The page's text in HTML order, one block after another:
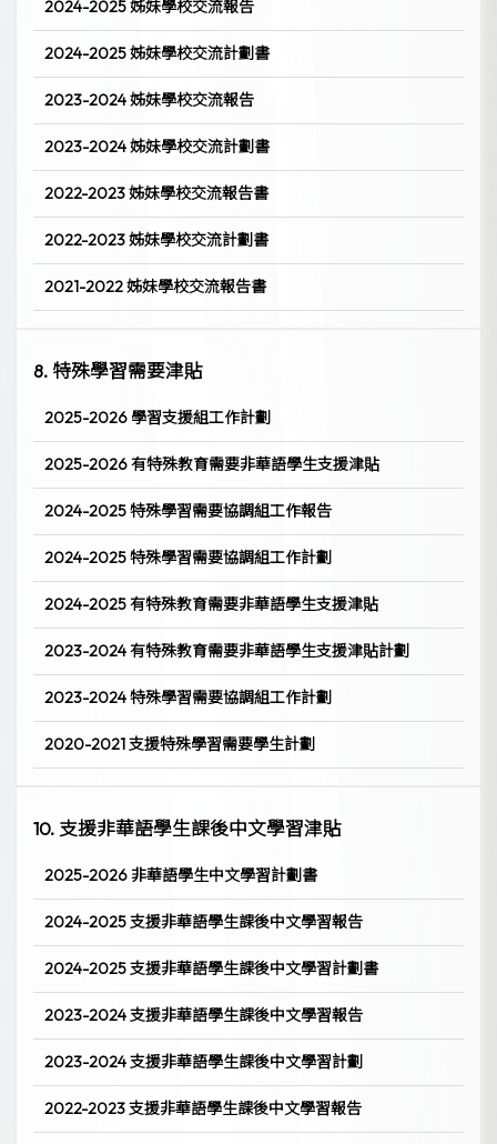
2024-2025 姊妹學校交流報告
2024-2025 姊妹學校交流計劃書
2023-2024 姊妹學校交流報告
2023-2024 姊妹學校交流計劃書
2022-2023 姊妹學校交流報告書
2022-2023 姊妹學校交流計劃書
2021-2022 姊妹學校交流報告書
8. 特殊學習需要津貼
2025-2026 學習支援組工作計劃
2025-2026 有特殊教育需要非華語學生支援津貼
2024-2025 特殊學習需要協調組工作報告
2024-2025 特殊學習需要協調組工作計劃
2024-2025 有特殊教育需要非華語學生支援津貼
2023-2024 有特殊教育需要非華語學生支援津貼計劃
2023-2024 特殊學習需要協調組工作計劃
2020-2021 支援特殊學習需要學生計劃
10. 支援非華語學生課後中文學習津貼
2025-2026 非華語學生中文學習計劃書
2024-2025 支援非華語學生課後中文學習報告
2024-2025 支援非華語學生課後中文學習計劃書
2023-2024 支援非華語學生課後中文學習報告
2023-2024 支援非華語學生課後中文學習計劃
2022-2023 支援非華語學生課後中文學習報告